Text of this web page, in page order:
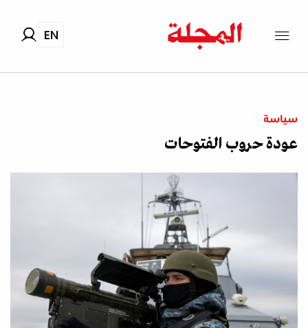
EN
سياسة
عودة حروب الفتوحات